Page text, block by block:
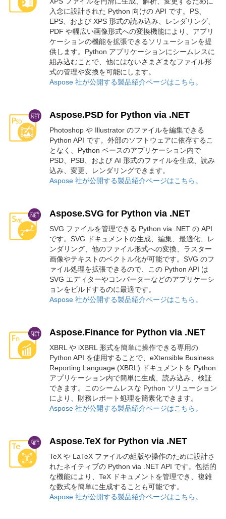
入念に設計された Python 向けの API です。PS、
EPS、および XPS 形式の読み込み、レンダリング、
PDF や幅広い画像形式への変換機能により、アプリ
ケーションの機能を拡張できるソリューションを提
供します。Python アプリケーションにシームレスに
組み込むことで、他にはないさまざまなファイル形
式の管理や変換を可能にします。
Aspose 社が公開する製品紹介ページはこちら。
Aspose.PSD for Python via .NET
Photoshop や Illustrator のファイルを編集できる
Python API です。外部のソフトウェアに依存するこ
となく、Python ベースのアプリケーション内で
PSD、PSB、および AI 形式のファイルを生成、読み
込み、変更、レンダリングできます。
Aspose 社が公開する製品紹介ページはこちら。
Aspose.SVG for Python via .NET
SVG ファイルを管理できる Python via .NET の API
です。SVG ドキュメントの生成、編集、最適化、レ
ンダリング、他のファイル形式への変換、ラスター
画像やテキストのベクトル化が可能です。SVG のフ
ァイル処理を拡張できるので、この Python API は
SVG エディターやコンバーターなどのアプリケーシ
ョンをビルドするのに最適です。
Aspose 社が公開する製品紹介ページはこちら。
Aspose.Finance for Python via .NET
XBRL や iXBRL 形式を簡単に操作できる専用の
Python API を使用することで、eXtensible Business
Reporting Language (XBRL) ドキュメントを Python
アプリケーション内で簡単に生成、読み込み、検証
できます。このシームレスな Python ソリューション
により、財務レポート処理を簡素化できます。
Aspose 社が公開する製品紹介ページはこちら。
Aspose.TeX for Python via .NET
TeX や LaTeX ファイルの組版や操作のために設計さ
れたネイティブの Python via .NET API です。包括的
な機能により、TeX ドキュメントを管理でき、複雑
な数式を簡単に生成することも可能です。
Aspose 社が公開する製品紹介ページはこちら。